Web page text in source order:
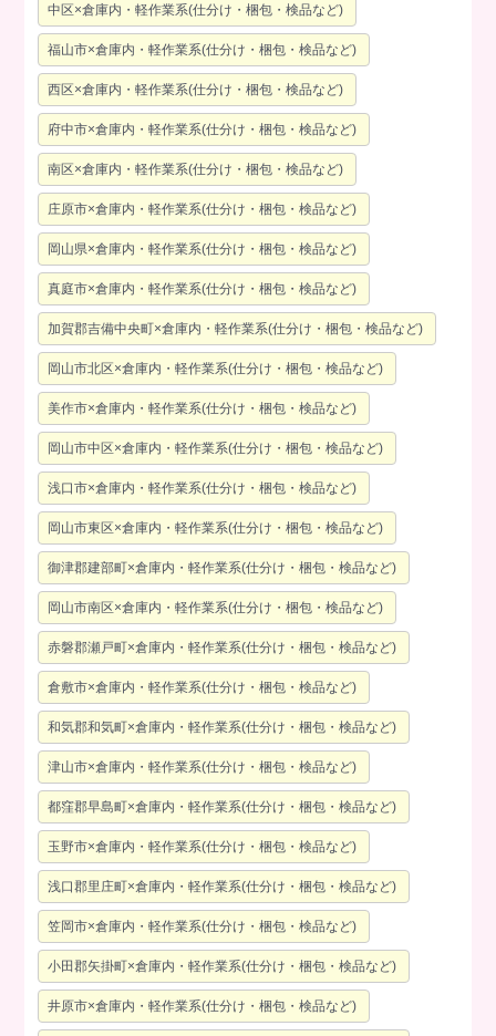
中区×倉庫内・軽作業系(仕分け・梱包・検品など)
福山市×倉庫内・軽作業系(仕分け・梱包・検品など)
西区×倉庫内・軽作業系(仕分け・梱包・検品など)
府中市×倉庫内・軽作業系(仕分け・梱包・検品など)
南区×倉庫内・軽作業系(仕分け・梱包・検品など)
庄原市×倉庫内・軽作業系(仕分け・梱包・検品など)
岡山県×倉庫内・軽作業系(仕分け・梱包・検品など)
真庭市×倉庫内・軽作業系(仕分け・梱包・検品など)
加賀郡吉備中央町×倉庫内・軽作業系(仕分け・梱包・検品など)
岡山市北区×倉庫内・軽作業系(仕分け・梱包・検品など)
美作市×倉庫内・軽作業系(仕分け・梱包・検品など)
岡山市中区×倉庫内・軽作業系(仕分け・梱包・検品など)
浅口市×倉庫内・軽作業系(仕分け・梱包・検品など)
岡山市東区×倉庫内・軽作業系(仕分け・梱包・検品など)
御津郡建部町×倉庫内・軽作業系(仕分け・梱包・検品など)
岡山市南区×倉庫内・軽作業系(仕分け・梱包・検品など)
赤磐郡瀬戸町×倉庫内・軽作業系(仕分け・梱包・検品など)
倉敷市×倉庫内・軽作業系(仕分け・梱包・検品など)
和気郡和気町×倉庫内・軽作業系(仕分け・梱包・検品など)
津山市×倉庫内・軽作業系(仕分け・梱包・検品など)
都窪郡早島町×倉庫内・軽作業系(仕分け・梱包・検品など)
玉野市×倉庫内・軽作業系(仕分け・梱包・検品など)
浅口郡里庄町×倉庫内・軽作業系(仕分け・梱包・検品など)
笠岡市×倉庫内・軽作業系(仕分け・梱包・検品など)
小田郡矢掛町×倉庫内・軽作業系(仕分け・梱包・検品など)
井原市×倉庫内・軽作業系(仕分け・梱包・検品など)